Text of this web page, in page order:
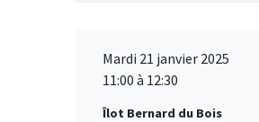
Mardi 21 janvier 2025
11:00 à 12:30
Îlot Bernard du Bois